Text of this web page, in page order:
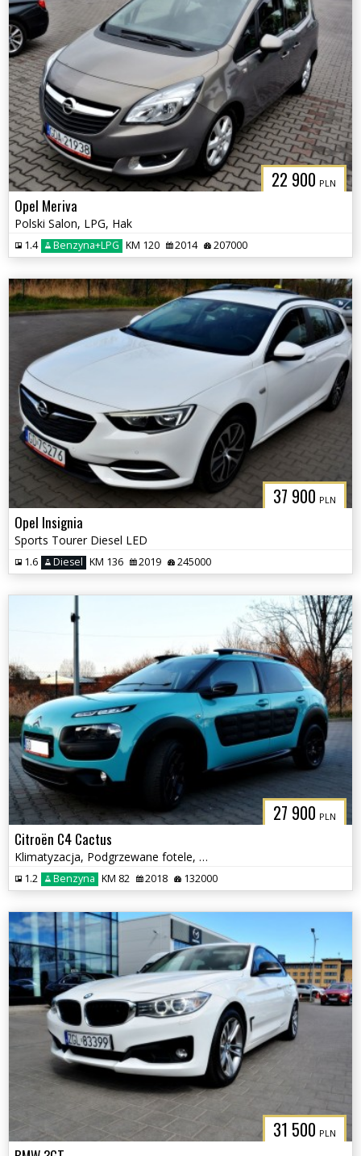
22 900 PLN
Opel Meriva
Polski Salon, LPG, Hak
1.4 Benzyna+LPG KM 120 2014 207000
37 900 PLN
Opel Insignia
Sports Tourer Diesel LED
1.6 Diesel KM 136 2019 245000
27 900 PLN
Citroën C4 Cactus
Klimatyzacja, Podgrzewane fotele, Nowe klocki i tarcze
1.2 Benzyna KM 82 2018 132000
31 500 PLN